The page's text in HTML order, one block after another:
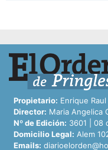
Propietario: Enrique
Director: Maria Angelica
Nº de Edición: 3601 | 08
Domicilio Legal: Alem
Emails: